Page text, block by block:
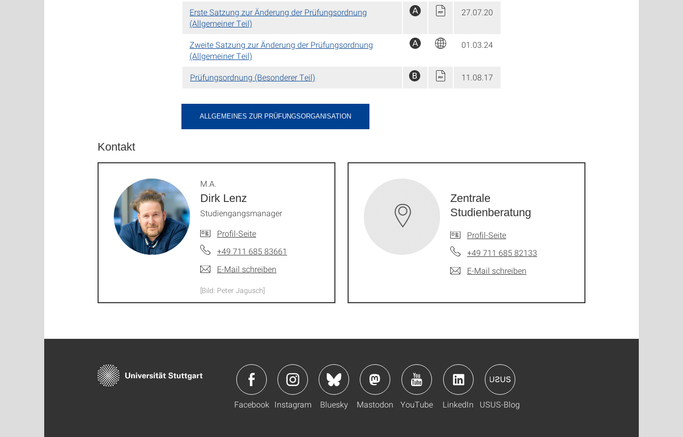
Erste Satzung zur Änderung der Prüfungsordnung
(Allgemeiner Teil)
27.07.20
Zweite Satzung zur Änderung der Prüfungsordnung
(Allgemeiner Teil)
01.03.24
Prüfungsordnung (Besonderer Teil) 11.08.17
ALLGEMEINES ZUR PRÜFUNGSORGANISATION
Kontakt
Dirk Lenz
M.A.
Studiengangsmanager
Profil-Seite
+49 711 685 83661
E-Mail schreiben
[Bild: Peter Jagusch]
Zentrale
Studienberatung
Profil-Seite
+49 711 685 82133
E-Mail schreiben
Facebook Instagram Bluesky Mastodon YouTube LinkedIn USUS-Blog